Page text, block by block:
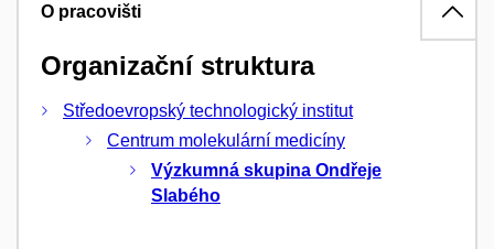
O pracovišti
Organizační struktura
Středoevropský technologický institut
Centrum molekulární medicíny
Výzkumná skupina Ondřeje
Slabého